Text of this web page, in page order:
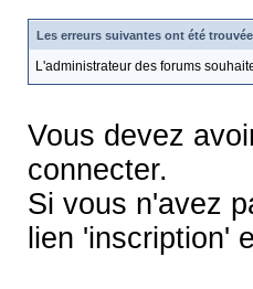
Les erreurs suivantes ont été
L'administrateur des forums
Vous devez
connecter.
Si vous n'avez
lien 'inscription'